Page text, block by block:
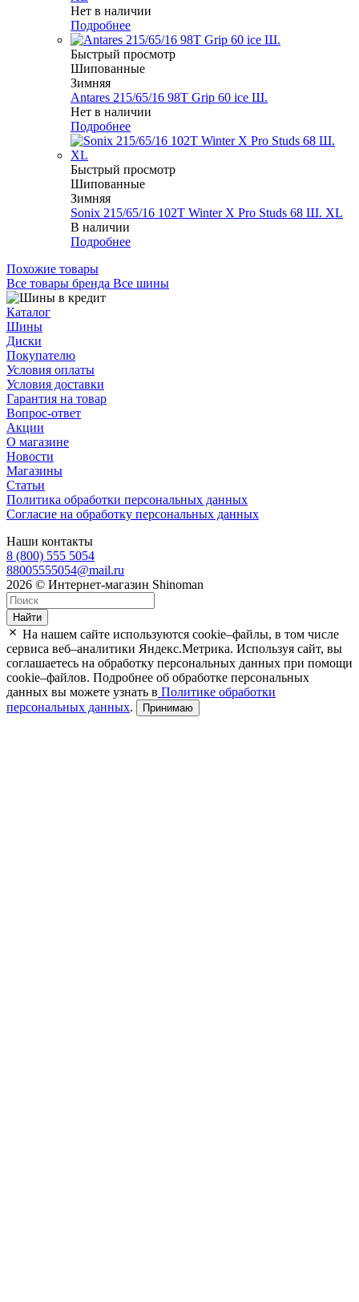
Нет в наличии
Подробнее
Быстрый просмотр
Шипованные
Зимняя
Antares 215/65/16 98T Grip 60 ice Ш.
Нет в наличии
Подробнее
Быстрый просмотр
Шипованные
Зимняя
Sonix 215/65/16 102T Winter X Pro Studs 68 Ш. XL
В наличии
Подробнее
Похожие товары
Все товары бренда Все шины
Каталог
Шины
Диски
Покупателю
Условия оплаты
Условия доставки
Гарантия на товар
Вопрос-ответ
Акции
О магазине
Новости
Магазины
Статьи
Политика обработки персональных данных
Согласие на обработку персональных данных
Наши контакты
8 (800) 555 5054
88005555054@mail.ru
2026 © Интернет-магазин Shinoman
Найти
На нашем сайте используются cookie–файлы, в том числе
сервиса веб–аналитики Яндекс.Метрика. Используя сайт, вы
соглашаетесь на обработку персональных данных при помощи
cookie–файлов. Подробнее об обработке персональных
данных вы можете узнать в Политике обработки
персональных данных. Принимаю